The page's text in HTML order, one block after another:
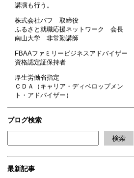
講演も行う。
株式会社パフ 取締役
ふるさと就職応援ネットワーク 会長
南山大学 非常勤講師
FBAAファミリービジネスアドバイザー
資格認定証保持者
厚生労働省指定
ＣＤＡ（キャリア・ディベロップメン
ト・アドバイザー）
ブログ検索
最新記事